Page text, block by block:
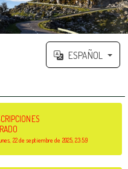
ESPAÑOL
22 de septiembre de 2025, 23:59